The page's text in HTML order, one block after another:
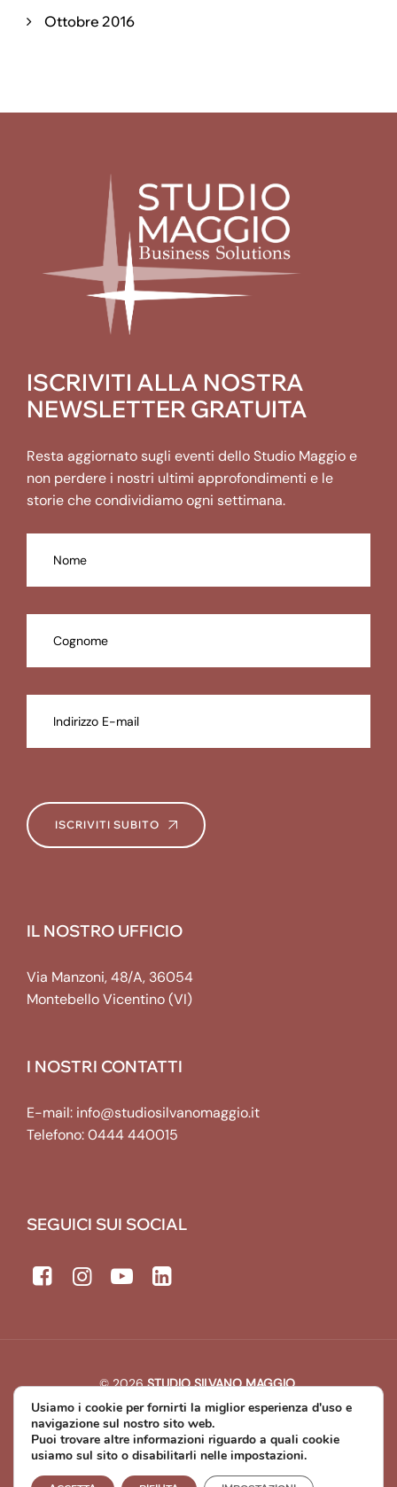
Ottobre 2016
ISCRIVITI ALLA NOSTRA
NEWSLETTER GRATUITA
Resta aggiornato sugli eventi dello Studio Maggio e
non perdere i nostri ultimi approfondimenti e le
storie che condividiamo ogni settimana.
ISCRIVITI SUBITO
IL NOSTRO UFFICIO
Via Manzoni, 48/A, 36054
Montebello Vicentino (VI)
I NOSTRI CONTATTI
E-mail: info@studiosilvanomaggio.it
Telefono:0444 440015
SEGUICI SUI SOCIAL
© 2026STUDIO SILVANO MAGGIO.
All rights reserved. | P.IVA: 00643440241
Developed byMichael Web Designer & Developer
Usiamo i cookie per fornirti la miglior esperienza d'uso e
navigazione sul nostro sito web.
Puoi trovare altre informazioni riguardo a quali cookie
usiamo sul sito o disabilitarli nelle impostazioni.